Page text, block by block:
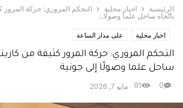
الرئيسية اخبار محلية
التحكم المروري: حركة المرور
باتّجاه ساحل علما وصولًا...
اخبار محلية على مدار الساعة
التحكم المروري: حركة المرور كثيفة من
ساحل علما وصولًا إلى جونية
مايو 7, 2026 0
91